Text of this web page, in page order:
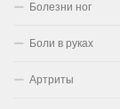
Болезни ног
Боли в руках
Артриты